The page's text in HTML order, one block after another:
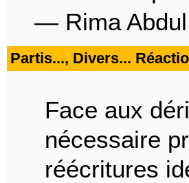
— Rima
Partis..., Divers...
Face aux
nécessaire
réécritures